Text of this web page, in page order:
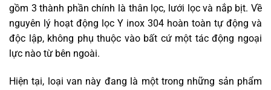
gồm 3 thành phần chính là thân lọc, lưới lọc và nắp bịt. Về
nguyên lý hoạt động lọc Y inox 304 hoàn toàn tự động và
độc lập, không phụ thuộc vào bất cứ một tác động ngoại
lực nào từ bên ngoài.
Hiện tại, loại van này đang là một trong những sản phẩm